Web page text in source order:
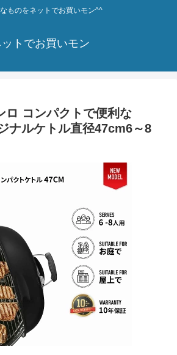
ものをネットでお買いモン^^
ットでお買いモン
ロ コンパクトで便利な
ナルケトル直径47cm6～8